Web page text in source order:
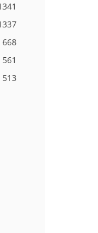
668
561
513